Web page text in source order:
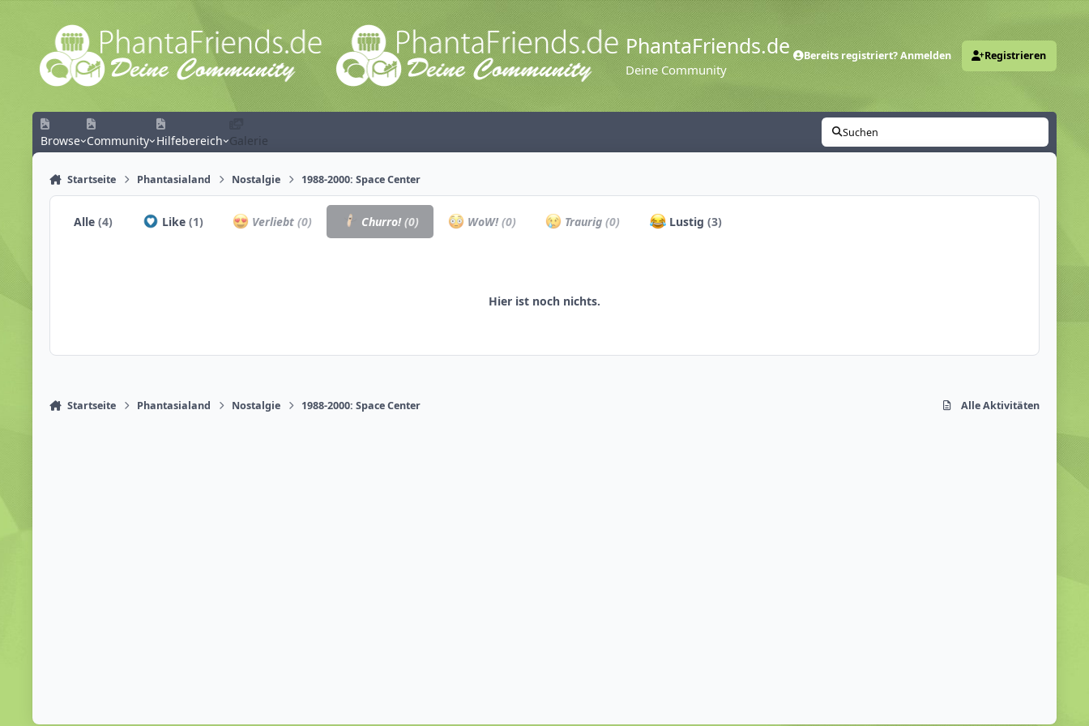
Zum Inhalt springen
PhantaFriends.de
Deine Community
Bereits registriert? Anmelden Registrieren
Browse Community Hilfebereich Galerie
Suchen
Startseite Phantasialand Nostalgie 1988-2000: Space Center
Alle(4) Like (1) Verliebt(0) Churro!(0) WoW!(0) Traurig(0) Lustig (3)
Hier ist noch nichts.
Startseite Phantasialand Nostalgie 1988-2000: Space Center Alle Aktivitäten